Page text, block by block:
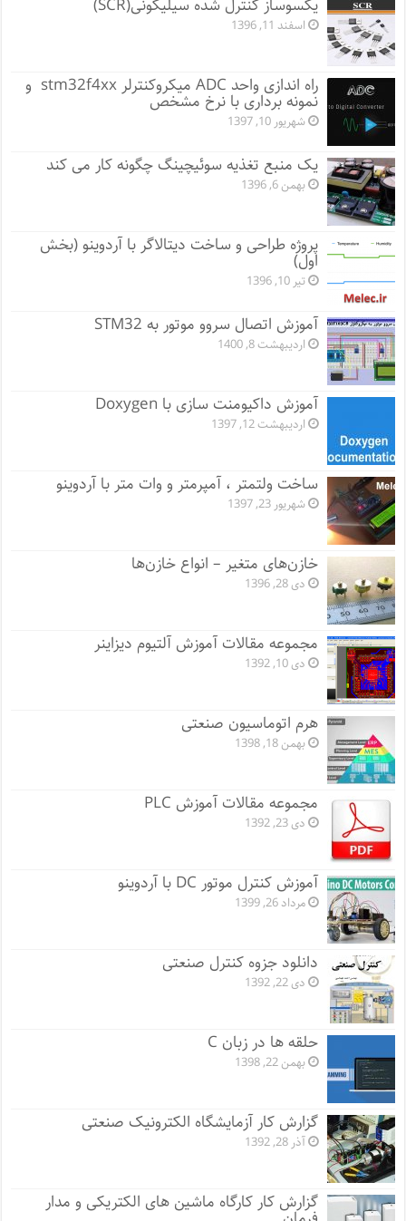
یکسوساز کنترل شده سیلیکونی(SCR)
اسفند 11, 1396
راه اندازی واحد ADC میکروکنترلر stm32f4xx و
نمونه برداری با نرخ مشخص
شهریور 10, 1397
یک منبع تغذیه سوئیچینگ چگونه کار می کند
بهمن 6, 1396
پروژه طراحی و ساخت دیتالاگر با آردوینو (بخش
اول)
تیر 10, 1396
آموزش اتصال سروو موتور به STM32
اردیبهشت 8, 1400
آموزش داکیومنت سازی با Doxygen
اردیبهشت 12, 1397
ساخت ولتمتر ، آمپرمتر و وات متر با آردوینو
شهریور 23, 1397
خازن‌های متغیر – انواع خازن‌ها
دی 28, 1396
مجموعه مقالات آموزش آلتیوم دیزاینر
دی 10, 1392
هرم اتوماسیون صنعتی
بهمن 18, 1398
مجموعه مقالات آموزش PLC
دی 23, 1392
آموزش کنترل موتور DC با آردوینو
مرداد 26, 1399
دانلود جزوه کنترل صنعتی
دی 22, 1392
حلقه ها در زبان C
بهمن 22, 1398
گزارش کار آزمایشگاه الکترونیک صنعتی
آذر 28, 1392
گزارش کار کارگاه ماشین های الکتریکی و مدار